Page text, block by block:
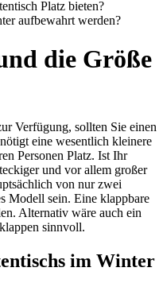
Platz bieten?
aufbewahrt werden?
die Größe
Verfügung, sollten Sie einen
eine wesentlich kleinere
Personen Platz. Ist Ihr
und vor allem großer
von nur zwei
Modell sein. Eine klappbare
Alternativ wäre auch ein
sinnvoll.
im Winter